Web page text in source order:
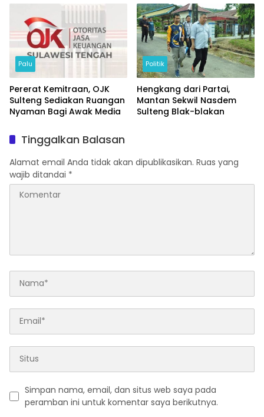
Palu
Pererat Kemitraan, OJK
Sulteng Sediakan Ruangan
Nyaman Bagi Awak Media
Politik
Hengkang dari Partai,
Mantan Sekwil Nasdem
Sulteng Blak-blakan
Tinggalkan Balasan
Alamat email Anda tidak akan dipublikasikan. Ruas yang
wajib ditandai *
Simpan nama, email, dan situs web saya pada
peramban ini untuk komentar saya berikutnya.